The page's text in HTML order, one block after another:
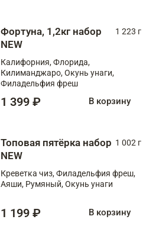
Фортуна, 1,2кг набор
NEW
1 223 г
Калифорния, Флорида,
Килиманджаро, Окунь унаги,
Филадельфия фреш
1 399 ₽ В корзину
Топовая пятёрка набор
NEW
1 002 г
Креветка чиз, Филадельфия фреш,
Аяши, Румяный, Окунь унаги
1 199 ₽ В корзину